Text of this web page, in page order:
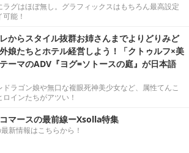
ラグはほぼ無し。グラフィックスはもちろん最高設定
能！
からスタイル抜群お姉さんまでよりどりみど
娘たちとホテル経営しよう！「クトゥルフ×美
ーマのADV『ヨグ=ソトースの庭』が日本語
ドラゴン娘や無口な複眼死神美少女など、属性てんこ
ロインたちがアツい！
マースの最前線ーXsolla特集
新情報はこちらから！